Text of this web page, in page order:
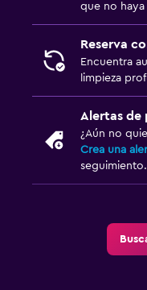
que no haya
Reserva
Encuentra
limpieza
Alertas de
¿Aún no
Crea una
seguimiento.